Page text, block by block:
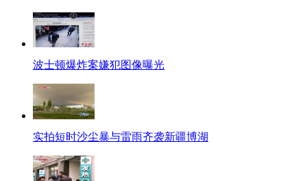
波士顿爆炸案嫌犯图像曝光
实拍短时沙尘暴与雷雨齐袭新疆博湖